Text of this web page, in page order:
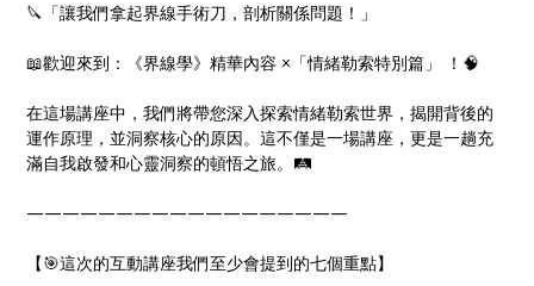
🔪「讓我們拿起界線手術刀，剖析關係問題！」
📖歡迎來到：《界線學》精華內容 ×「情緒勒索特別篇」 ！🧠
在這場講座中，我們將帶您深入探索情緒勒索世界，揭開背後的
運作原理，並洞察核心的原因。這不僅是一場講座，更是一趟充
滿自我啟發和心靈洞察的頓悟之旅。🛤
——————————————————
【🎯這次的互動講座我們至少會提到的七個重點】